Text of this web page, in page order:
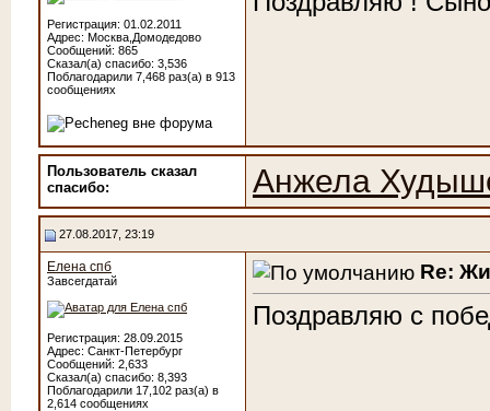
Регистрация: 01.02.2011
Адрес: Москва,Домодедово
Сообщений: 865
Сказал(а) спасибо: 3,536
Поблагодарили 7,468 раз(а) в 913
сообщениях
Пользователь сказал
cпасибо:
Анжела
27.08.2017, 23:19
Елена спб
Завсегдатай
Регистрация: 28.09.2015
Адрес: Санкт-Петербург
Сообщений: 2,633
Сказал(а) спасибо: 8,393
Поблагодарили 17,102 раз(а) в
2,614 сообщениях
Re:
Поздравляю с